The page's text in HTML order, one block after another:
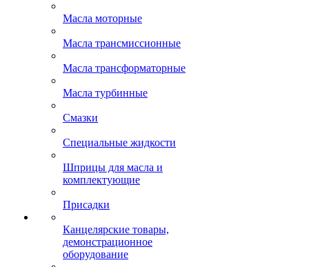
Масла моторные
Масла трансмиссионные
Масла трансформаторные
Масла турбинные
Смазки
Специальные жидкости
Шприцы для масла и
комплектующие
Присадки
Канцелярские товары,
демонстрационное
оборудование